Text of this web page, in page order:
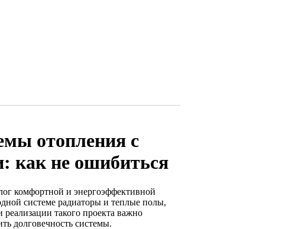
отопления с
как не ошибиться
комфортной и энергоэффективной
системе радиаторы и теплые полы,
такого проекта важно
долговечность системы.